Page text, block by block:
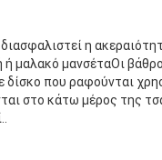
η
μαλακό μανσέταΟι
που ραφούνται
στο κάτω μέρος της